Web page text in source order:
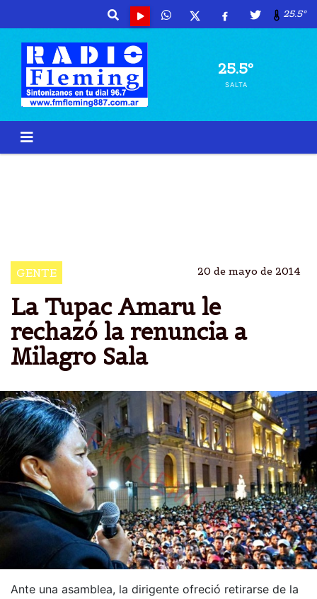
25.5º
25.5º
SALTA
GENTE 20 de mayo de 2014
La Tupac Amaru le
rechazó la renuncia a
Milagro Sala
Ante una asamblea, la dirigente ofreció retirarse de la